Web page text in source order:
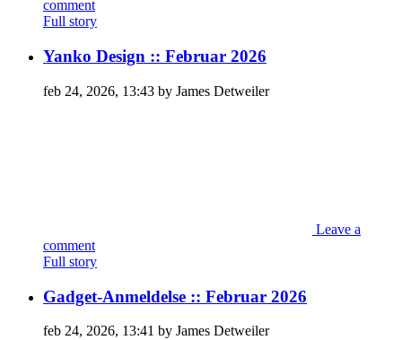
comment
Full story
Yanko Design :: Februar 2026
feb 24, 2026, 13:43 by James Detweiler
Leave a
comment
Full story
Gadget-Anmeldelse :: Februar 2026
feb 24, 2026, 13:41 by James Detweiler